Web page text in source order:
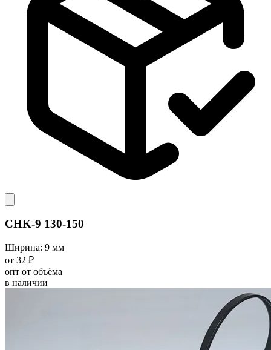
CHK-9 130-150
Ширина: 9 мм
от 32 ₽
опт от объёма
в наличии